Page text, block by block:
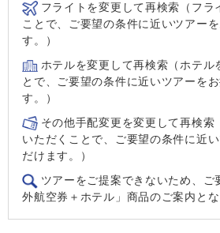
フライトを変更して再検索（フラ
ことで、ご要望の条件に近いツアー
す。）
ホテルを変更して再検索（ホテル
とで、ご要望の条件に近いツアーを
す。）
その他手配変更を変更して再検索
いただくことで、ご要望の条件に近
だけます。）
ツアーをご提案できないため、ご
外航空券＋ホテル」商品のご案内とな